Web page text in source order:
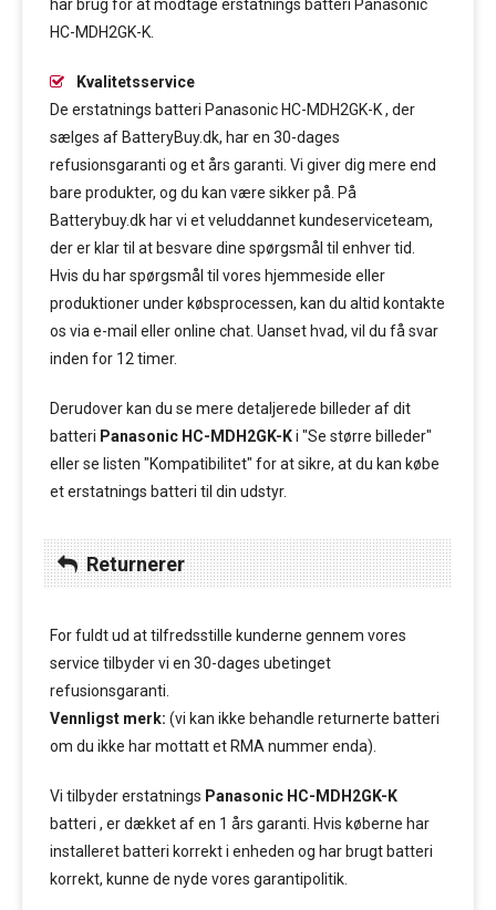
har brug for at modtage erstatnings batteri Panasonic
HC-MDH2GK-K.
Kvalitetsservice
De erstatnings batteri Panasonic HC-MDH2GK-K , der
sælges af BatteryBuy.dk, har en 30-dages
refusionsgaranti og et års garanti. Vi giver dig mere end
bare produkter, og du kan være sikker på. På
Batterybuy.dk har vi et veluddannet kundeserviceteam,
der er klar til at besvare dine spørgsmål til enhver tid.
Hvis du har spørgsmål til vores hjemmeside eller
produktioner under købsprocessen, kan du altid kontakte
os via e-mail eller online chat. Uanset hvad, vil du få svar
inden for 12 timer.
Derudover kan du se mere detaljerede billeder af dit
batteri Panasonic HC-MDH2GK-Ki "Se større billeder"
eller se listen "Kompatibilitet" for at sikre, at du kan købe
et erstatnings batteri til din udstyr.
Returnerer
For fuldt ud at tilfredsstille kunderne gennem vores
service tilbyder vi en 30-dages ubetinget
refusionsgaranti.
Vennligst merk: (vi kan ikke behandle returnerte batteri
om du ikke har mottatt et RMA nummer enda).
Vi tilbyder erstatnings Panasonic HC-MDH2GK-K
batteri , er dækket af en 1 års garanti. Hvis køberne har
installeret batteri korrekt i enheden og har brugt batteri
korrekt, kunne de nyde vores garantipolitik.